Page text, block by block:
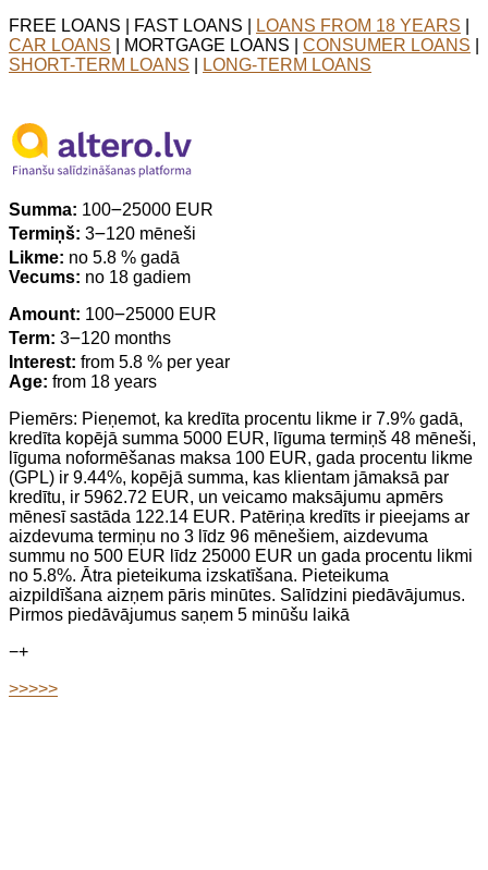
FREE LOANS | FAST LOANS |
LOANS FROM 18 YEARS
CAR LOANS | MORTGAGE LOANS | CONSUMER LOANS
SHORT-TERM LOANS
LONG-TERM LOANS
Summa: 100౼25000 EUR
Termiņš: 3౼120 mēneši
Likme: no 5.8 % gadā
Vecums: no 18 gadiem
Amount: 100౼25000 EUR
Term: 3౼120 months
Interest: from 5.8 % per year
Age: from 18 years
Piemērs: Pieņemot, ka kredīta procentu likme ir 7.9% gadā,
kredīta kopējā summa 5000 EUR, līguma termiņš 48 mēneši,
līguma noformēšanas maksa 100 EUR, gada procentu likme
(GPL) ir 9.44%, kopējā summa, kas klientam jāmaksā par
kredītu, ir 5962.72 EUR, un veicamo maksājumu apmērs
mēnesī sastāda 122.14 EUR. Patēriņa kredīts ir pieejams ar
aizdevuma termiņu no 3 līdz 96 mēnešiem, aizdevuma
summu no 500 EUR līdz 25000 EUR un gada procentu likmi
no 5.8%. Ātra pieteikuma izskatīšana. Pieteikuma
aizpildīšana aizņem pāris minūtes. Salīdzini piedāvājumus.
Pirmos piedāvājumus saņem 5 minūšu laikā
−+
>>>>>